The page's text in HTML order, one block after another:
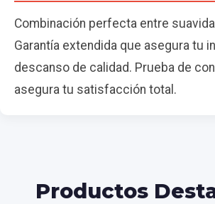
Combinación perfecta entre
Garantía extendida que asegura tu
descanso de calidad. Prueba de
asegura tu satisfacción total.
Productos